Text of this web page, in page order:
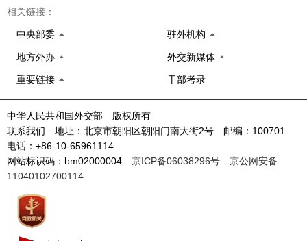
相关链接：
中央部委 驻外机构
地方外办 外交新媒体
重要链接 干部考录
中华人民共和国外交部 版权所有
联系我们 地址：北京市朝阳区朝阳门南大街2号 邮编：100701
电话：+86-10-65961114
网站标识码：bm02000004 京ICP备06038296号
京公网安备
11040102700114